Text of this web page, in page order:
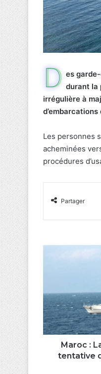
D es
durant la
irrégulière à
Les personnes
acheminées
procédures
Partager
déjoue
tentative
de
trafic
stupéfiants
Maroc :
tentative